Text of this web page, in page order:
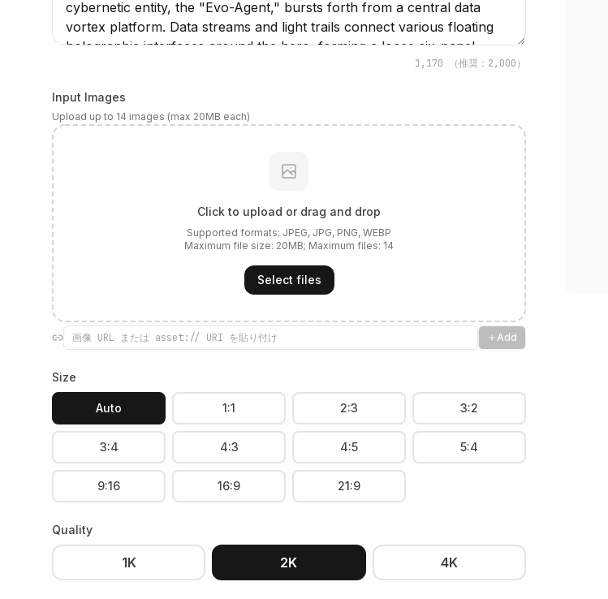
1,170 （推奨：2,000）
Input Images
Upload up to 14 images (max 20MB each)
Click to upload or drag and drop
Supported formats: JPEG, JPG, PNG, WEBP
Maximum file size: 20MB; Maximum files: 14
Select files
Add
Size
Auto 1:1 2:3 3:2
3:4 4:3 4:5 5:4
9:16 16:9 21:9
Quality
1K 2K 4K